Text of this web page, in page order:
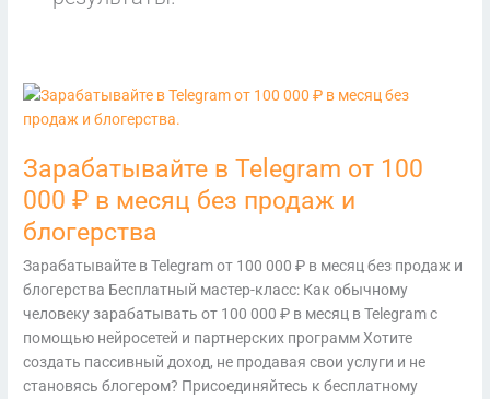
Зарабатывайте в Telegram от 100
000 ₽ в месяц без продаж и
блогерства
Зарабатывайте в Telegram от 100 000 ₽ в месяц без продаж и
блогерства Бесплатный мастер-класс: Как обычному
человеку зарабатывать от 100 000 ₽ в месяц в Telegram с
помощью нейросетей и партнерских программ Хотите
создать пассивный доход, не продавая свои услуги и не
становясь блогером? Присоединяйтесь к бесплатному
Зарабатывайте
в
от
100
000
₽
в
месяц
без
продаж
и
блогерства